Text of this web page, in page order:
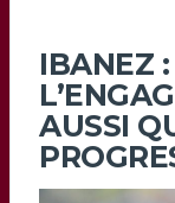
IBANEZ
AUSSI